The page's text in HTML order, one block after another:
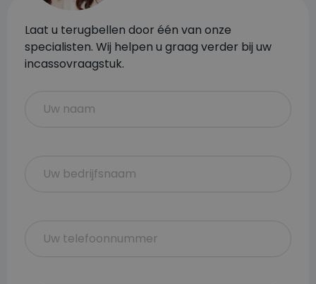
Laat u terugbellen door één van onze
specialisten. Wij helpen u graag verder bij uw
incassovraagstuk.